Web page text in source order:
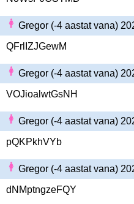
Gregor (-4 aastat vana)
QFrlIZJGewM
Gregor (-4 aastat vana)
VOJioalwtGsNH
Gregor (-4 aastat vana)
pQKPkhVYb
Gregor (-4 aastat vana)
dNMptngzeFQY